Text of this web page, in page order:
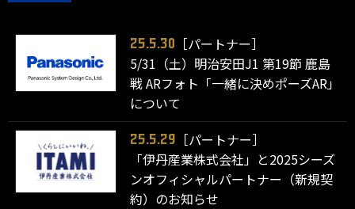
25.5.30
［パートナー］
5/31（土）明治安田J1 第19節 鹿島
戦 ARフォト「一緒に決めポーズAR」
について
25.5.29
［パートナー］
「伊丹産業株式会社」と2025シーズ
ンオフィシャルパートナー（新規契
約）のお知らせ